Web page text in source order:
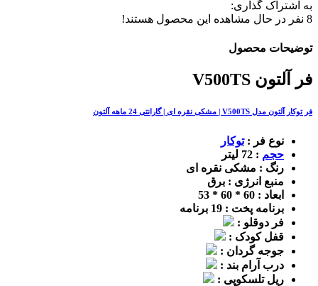
به اشتراک گذاری:
8 نفر در حال مشاهده این محصول هستند!
توضیحات محصول
فر آلتون V500TS
فر توکار آلتون مدل V500TS | مشکی نقره ای | گارانتی 24 ماهه آلتون
نوع فر :توکار
حجم : 72 لیتر
رنگ : مشکی نقره ای
منبع انرژی : برق
ابعاد : 60 * 60 * 53
برنامه پخت : 19 برنامه
فر دوقلو :
قفل کودک :
جوجه گردان :
درب آرام بند :
ریل تلسکوپی :